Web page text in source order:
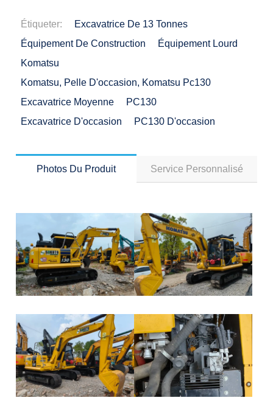
Étiqueter:
Excavatrice De 13 Tonnes
Équipement De Construction
Équipement Lourd
Komatsu
Komatsu, Pelle D'occasion, Komatsu Pc130
Excavatrice Moyenne
PC130
Excavatrice D'occasion
PC130 D'occasion
Photos Du Produit Service Personnalisé